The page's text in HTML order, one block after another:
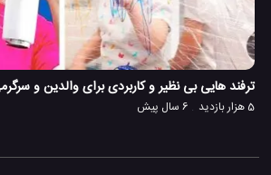
ترفند هایی بی نظیر و کاربردی برای والدین و
5 هزار بازدید 6 سال پیش